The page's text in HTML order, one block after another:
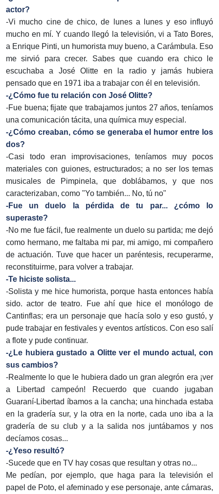
actor?
-Vi mucho cine de chico, de lunes a lunes y eso influyó
mucho en mí. Y cuando llegó la televisión, vi a Tato Bores,
a Enrique Pinti, un humorista muy bueno, a Carámbula. Eso
me sirvió para crecer. Sabes que cuando era chico le
escuchaba a José Olitte en la radio y jamás hubiera
pensado que en 1971 iba a trabajar con él en televisión.
-¿Cómo fue tu relación con José Olitte?
-Fue buena; fijate que trabajamos juntos 27 años, teníamos
una comunicación tácita, una química muy especial.
-¿Cómo creaban, cómo se generaba el humor entre los
dos?
-Casi todo eran improvisaciones, teníamos muy pocos
materiales con guiones, estructurados; a no ser los temas
musicales de Pimpinela, que doblábamos, y que nos
caracterizaban, como "Yo también... No, tú no"
-Fue un duelo la pérdida de tu par... ¿cómo lo
superaste?
-No me fue fácil, fue realmente un duelo su partida; me dejó
como hermano, me faltaba mi par, mi amigo, mi compañero
de actuación. Tuve que hacer un paréntesis, recuperarme,
reconstituirme, para volver a trabajar.
-Te hiciste solista...
-Solista y me hice humorista, porque hasta entonces había
sido. actor de teatro. Fue ahí que hice el monólogo de
Cantinflas; era un personaje que hacía solo y eso gustó, y
pude trabajar en festivales y eventos artísticos. Con eso salí
a flote y pude continuar.
-¿Le hubiera gustado a Olitte ver el mundo actual, con
sus cambios?
-Realmente lo que le hubiera dado un gran alegrón era ¡ver
a Libertad campeón! Recuerdo que cuando jugaban
Guaraní-Libertad íbamos a la cancha; una hinchada estaba
en la gradería sur, y la otra en la norte, cada uno iba a la
gradería de su club y a la salida nos juntábamos y nos
decíamos cosas...
-¿Yeso resultó?
-Sucede que en TV hay cosas que resultan y otras no...
Me pedían, por ejemplo, que haga para la televisión el
papel de Poto, el afeminado y ese personaje, ante cámaras,